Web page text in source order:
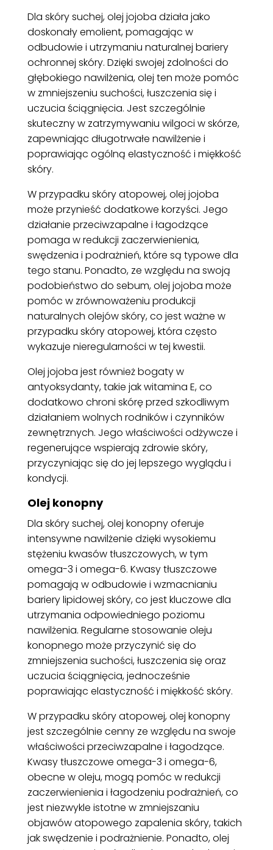
Dla skóry suchej, olej jojoba działa jako
doskonały emolient, pomagając w
odbudowie i utrzymaniu naturalnej bariery
ochronnej skóry. Dzięki swojej zdolności do
głębokiego nawilżenia, olej ten może pomóc
w zmniejszeniu suchości, łuszczenia się i
uczucia ściągnięcia. Jest szczególnie
skuteczny w zatrzymywaniu wilgoci w skórze,
zapewniając długotrwałe nawilżenie i
poprawiając ogólną elastyczność i miękkość
skóry.
W przypadku skóry atopowej, olej jojoba
może przynieść dodatkowe korzyści. Jego
działanie przeciwzapalne i łagodzące
pomaga w redukcji zaczerwienienia,
swędzenia i podrażnień, które są typowe dla
tego stanu. Ponadto, ze względu na swoją
podobieństwo do sebum, olej jojoba może
pomóc w zrównoważeniu produkcji
naturalnych olejów skóry, co jest ważne w
przypadku skóry atopowej, która często
wykazuje nieregularności w tej kwestii.
Olej jojoba jest również bogaty w
antyoksydanty, takie jak witamina E, co
dodatkowo chroni skórę przed szkodliwym
działaniem wolnych rodników i czynników
zewnętrznych. Jego właściwości odżywcze i
regenerujące wspierają zdrowie skóry,
przyczyniając się do jej lepszego wyglądu i
kondycji.
Olej konopny
Dla skóry suchej, olej konopny oferuje
intensywne nawilżenie dzięki wysokiemu
stężeniu kwasów tłuszczowych, w tym
omega-3 i omega-6. Kwasy tłuszczowe
pomagają w odbudowie i wzmacnianiu
bariery lipidowej skóry, co jest kluczowe dla
utrzymania odpowiedniego poziomu
nawilżenia. Regularne stosowanie oleju
konopnego może przyczynić się do
zmniejszenia suchości, łuszczenia się oraz
uczucia ściągnięcia, jednocześnie
poprawiając elastyczność i miękkość skóry.
W przypadku skóry atopowej, olej konopny
jest szczególnie cenny ze względu na swoje
właściwości przeciwzapalne i łagodzące.
Kwasy tłuszczowe omega-3 i omega-6,
obecne w oleju, mogą pomóc w redukcji
zaczerwienienia i łagodzeniu podrażnień, co
jest niezwykle istotne w zmniejszaniu
objawów atopowego zapalenia skóry, takich
jak swędzenie i podrażnienie. Ponadto, olej